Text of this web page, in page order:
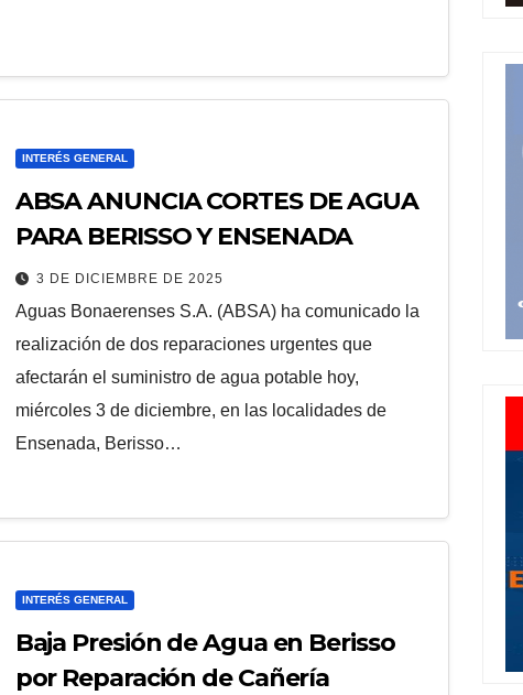
INTERÉS GENERAL
ABSA ANUNCIA CORTES DE AGUA
PARA BERISSO Y ENSENADA
3 DE DICIEMBRE DE 2025
Aguas Bonaerenses S.A. (ABSA) ha comunicado la
realización de dos reparaciones urgentes que
afectarán el suministro de agua potable hoy,
miércoles 3 de diciembre, en las localidades de
Ensenada, Berisso…
INTERÉS GENERAL
Baja Presión de Agua en Berisso
por Reparación de Cañería